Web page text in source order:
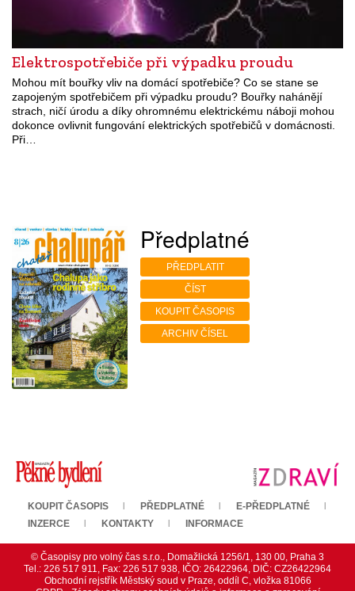
Elektrospotřebiče při výpadku proudu
Mohou mít bouřky vliv na domácí spotřebiče? Co se stane se
zapojeným spotřebičem při výpadku proudu? Bouřky nahánějí
strach, ničí úrodu a díky ohromnému elektrickému náboji mohou
dokonce ovlivnit fungování elektrických spotřebičů v domácnosti.
Při…
Předplatné
PŘEDPLATIT
ČÍST
KOUPIT ČASOPIS
ARCHIV ČÍSEL
KOUPIT ČASOPIS PŘEDPLATNÉ
E-PŘEDPLATNÉ
INZERCE
KONTAKTY INFORMACE
© Časopisy pro volný čas s.r.o., Domažlická 1256/1, 130 00, Praha 3
Tel.: 226 517 911, Fax: 226 517 938, IČO: 26422964, DIČ: CZ26422964
Obchodní rejstřík Městský soud v Praze, oddíl C, vložka 81066